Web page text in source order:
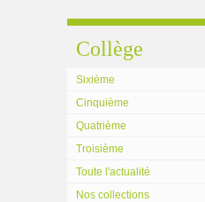
Collège
Sixième
Cinquième
Quatrième
Troisième
Toute l'actualité
Nos collections